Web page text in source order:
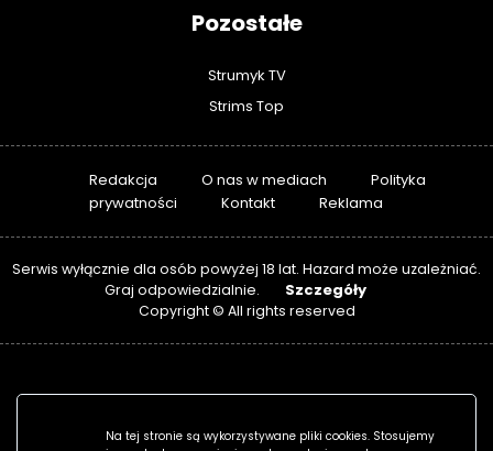
Pozostałe
Strumyk TV
Strims Top
Redakcja O nas w mediach
Polityka
prywatności
Kontakt Reklama
Serwis wyłącznie dla osób powyżej 18 lat. Hazard może uzależniać.
Graj odpowiedzialnie.
Szczegóły
Copyright © All rights reserved
Na tej stronie są wykorzystywane pliki cookies. Stosujemy